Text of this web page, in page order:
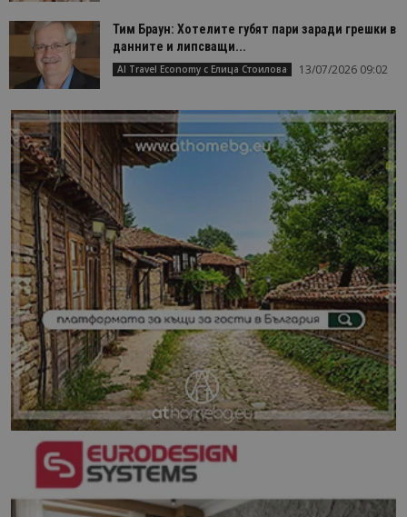
Тим Браун: Хотелите губят пари заради грешки в
данните и липсващи...
AI Travel Economy с Елица Стоилова 13/07/2026 09:02